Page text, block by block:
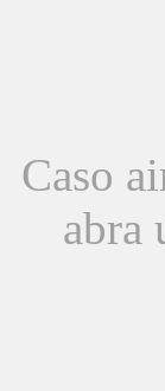
Caso
abra